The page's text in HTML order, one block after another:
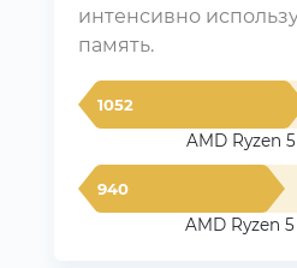
интенсивно
память.
1052
AMD Ryzen
940
AMD Ryzen